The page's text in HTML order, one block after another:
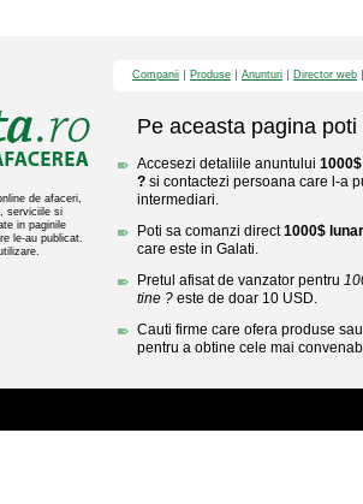
de afaceri,
serviciile si
in paginile
le-au publicat.
Companii Produse Anunturi Director web
Pe aceasta pagina poti
Accesezi detaliile anuntului
? si contactezi persoana care l-a
intermediari.
Poti sa comanzi direct1000$
care este in Galati.
Pretul afisat de vanzator pentru
tine ? este de doar 10 USD.
Cauti firme care ofera produse
pentru a obtine cele mai